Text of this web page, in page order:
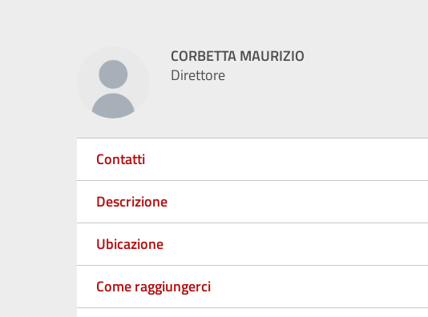
CORBETTA MAURIZIO
Direttore
Contatti
Descrizione
Ubicazione
Come raggiungerci